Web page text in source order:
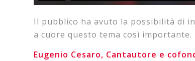
Il pubblico ha avuto la possibilità di
a cuore questo tema così importante.
Eugenio Cesaro, Cantautore e